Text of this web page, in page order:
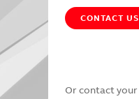
CONTACT US
Or contact your